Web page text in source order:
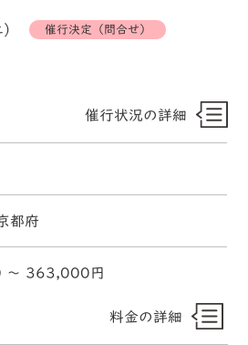
) 催行決定（問合せ）
催行状況の詳細
都府
〜 363,000円
料金の詳細